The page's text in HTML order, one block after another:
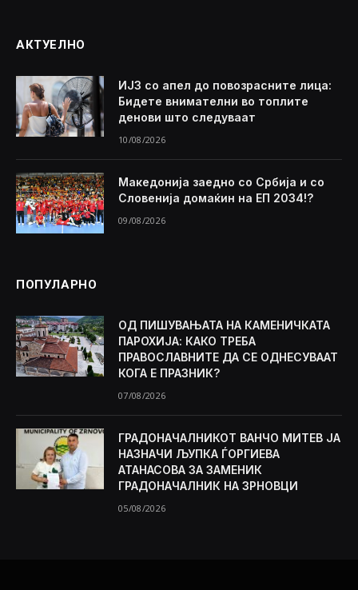
АКТУЕЛНО
ИЈЗ со апел до повозрасните лица:
Бидете внимателни во топлите
денови што следуваат
10/08/2026
Македонија заедно со Србија и со
Словенија домаќин на ЕП 2034!?
09/08/2026
ПОПУЛАРНО
ОД ПИШУВАЊАТА НА КАМЕНИЧКАТА
ПАРОХИЈА: КАКО ТРЕБА
ПРАВОСЛАВНИТЕ ДА СЕ ОДНЕСУВААТ
КОГА Е ПРАЗНИК?
07/08/2026
ГРАДОНАЧАЛНИКОТ ВАНЧО МИТЕВ ЈА
НАЗНАЧИ ЉУПКА ЃОРГИЕВА
АТАНАСОВА ЗА ЗАМЕНИК
ГРАДОНАЧАЛНИК НА ЗРНОВЦИ
05/08/2026